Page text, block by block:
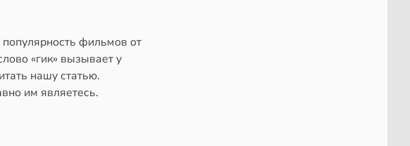
фильмов от
«гик» вызывает у
нашу статью.
им являетесь.